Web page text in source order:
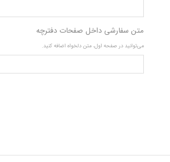
متن سفارشی داخل صفحات دفترچه
می‌توانید در صفحه اول، متن دلخواه اضافه کنید.